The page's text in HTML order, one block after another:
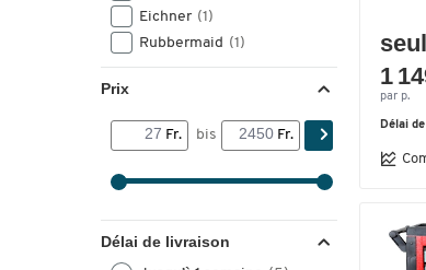
Eichner (1)
Rubbermaid (1)
Prix
Fr. bis Fr.
Délai de livraison
1
par p.
Délai